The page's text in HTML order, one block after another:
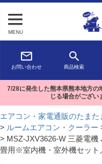
MENU
お問い合わせ 商品検索
7/28に発生した熊本県熊本地方の
じる場合がござい
エアコン・家電通販のたまた
ルームエアコン・クーラー
MSZ-JXV3626-W 三菱電
畳用※室内機・室外機セット